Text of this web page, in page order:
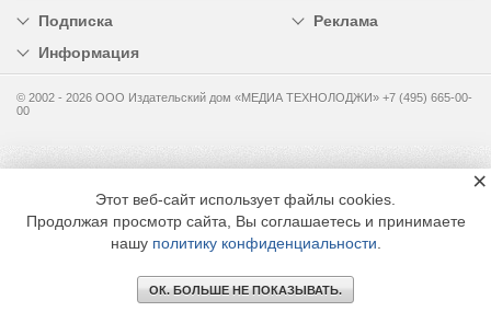
Подписка
Реклама
Информация
© 2002 - 2026 OOO Издательский дом «МЕДИА ТЕХНОЛОДЖИ» +7 (495) 665-00-
00
Этот веб-сайт использует файлы cookies.
Продолжая просмотр сайта, Вы соглашаетесь и принимаете
нашу политику конфиденциальности
ОК. БОЛЬШЕ НЕ ПОКАЗЫВАТЬ.
×